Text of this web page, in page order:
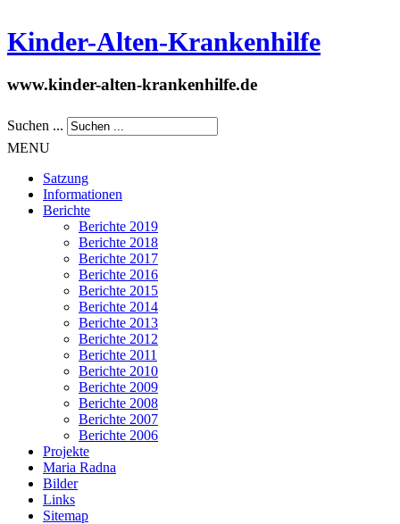
Kinder-Alten-Krankenhilfe
www.kinder-alten-krankenhilfe.de
Suchen ...
MENU
Satzung
Informationen
Berichte
Berichte 2019
Berichte 2018
Berichte 2017
Berichte 2016
Berichte 2015
Berichte 2014
Berichte 2013
Berichte 2012
Berichte 2011
Berichte 2010
Berichte 2009
Berichte 2008
Berichte 2007
Berichte 2006
Projekte
Maria Radna
Bilder
Links
Sitemap